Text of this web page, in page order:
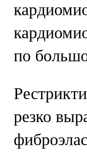
по
резко